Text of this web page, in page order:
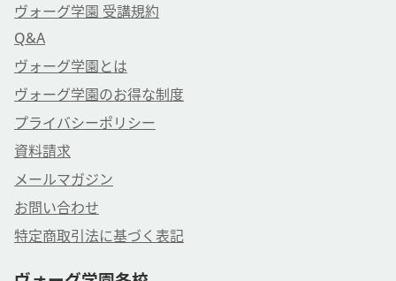
ヴォーグ学園 受講規約
Q&A
ヴォーグ学園とは
ヴォーグ学園のお得な制度
プライバシーポリシー
資料請求
メールマガジン
お問い合わせ
特定商取引法に基づく表記